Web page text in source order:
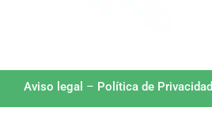
Aviso legal – Política de Privacidad